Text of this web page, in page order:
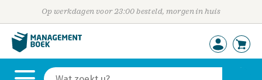
Op werkdagen voor 23:00 besteld, morgen in huis